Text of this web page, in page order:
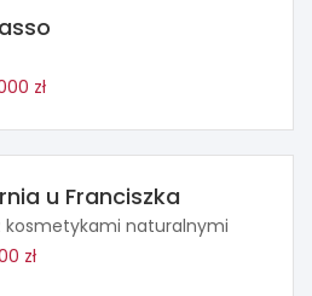
zł
u Franciszka
kosmetykami naturalnymi
zł